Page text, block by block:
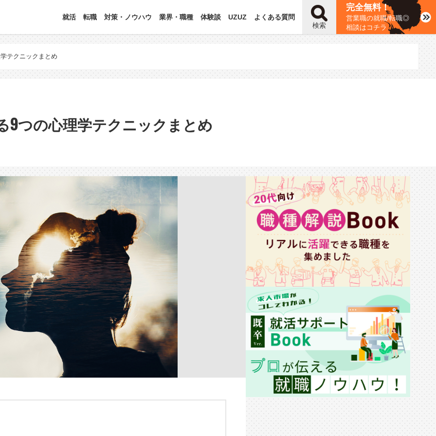
就活 転職 対策・ノウハウ 業界・職種 体験談 UZUZ
よくある質問
検索
完全無料！
営業職の就職/転職◎
相談はコチラ
テクニックまとめ
9つの心理学テクニックまとめ